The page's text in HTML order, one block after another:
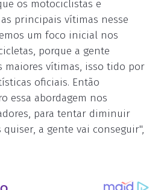
os motociclistas e
principais vítimas nesse
um foco inicial nos
porque a gente
maiores vítimas, isso tido por
oficiais. Então
essa abordagem nos
para tentar diminuir
quiser, a gente vai conseguir",